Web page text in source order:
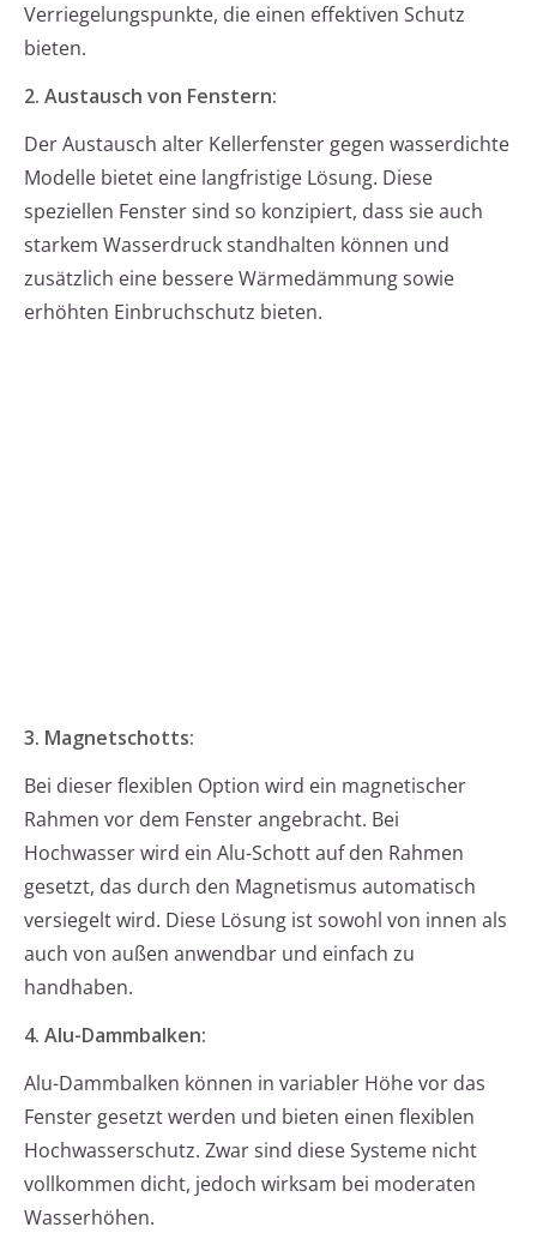
Verriegelungspunkte, die einen effektiven Schutz
bieten.
2. Austausch von Fenstern:
Der Austausch alter Kellerfenster gegen wasserdichte
Modelle bietet eine langfristige Lösung. Diese
speziellen Fenster sind so konzipiert, dass sie auch
starkem Wasserdruck standhalten können und
zusätzlich eine bessere Wärmedämmung sowie
erhöhten Einbruchschutz bieten.
3. Magnetschotts:
Bei dieser flexiblen Option wird ein magnetischer
Rahmen vor dem Fenster angebracht. Bei
Hochwasser wird ein Alu-Schott auf den Rahmen
gesetzt, das durch den Magnetismus automatisch
versiegelt wird. Diese Lösung ist sowohl von innen als
auch von außen anwendbar und einfach zu
handhaben.
4. Alu-Dammbalken:
Alu-Dammbalken können in variabler Höhe vor das
Fenster gesetzt werden und bieten einen flexiblen
Hochwasserschutz. Zwar sind diese Systeme nicht
vollkommen dicht, jedoch wirksam bei moderaten
Wasserhöhen.